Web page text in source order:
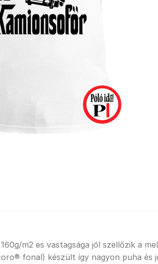
m2 es vastagsága jól szellőzik a
fonal) készült így nagyon puha és